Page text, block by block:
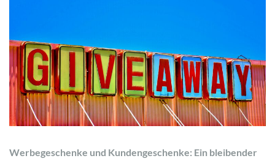
Werbegeschenke und Kundengeschenke: Ein bleibender